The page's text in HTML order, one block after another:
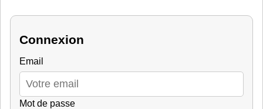
Connexion
Email
Mot de passe